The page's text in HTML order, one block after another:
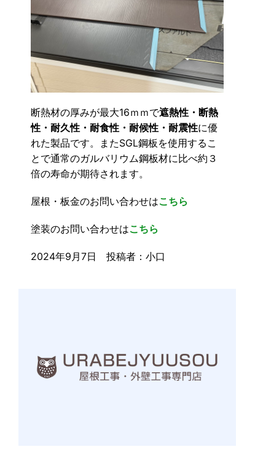
断熱材の厚みが最大16ｍｍで遮熱性・断熱
性・耐久性・耐食性・耐候性・耐震性に優
れた製品です。またSGL鋼板を使用するこ
とで通常のガルバリウム鋼板材に比べ約３
倍の寿命が期待されます。
屋根・板金のお問い合わせはこちら
塗装のお問い合わせはこちら
2024年9月7日 投稿者：小口